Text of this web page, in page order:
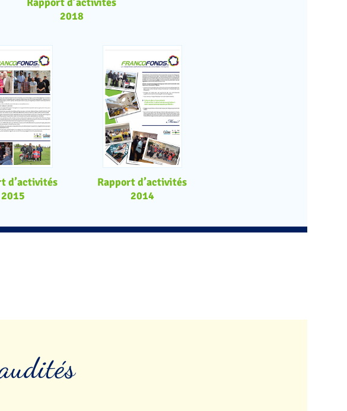
2018
d’activités
2015
Rapport d’activités
2014